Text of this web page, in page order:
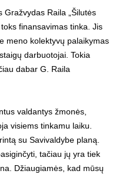
Gražvydas Raila „Šilutės
finansavimas tinka. Jis
meno kolektyvų palaikymas
darbuotojai. Tokia
dabar G. Raila
valdantys žmonės,
visiems tinkamu laiku.
su Savivaldybe planą.
tačiau jų yra tiek
Džiaugiamės, kad mūsų